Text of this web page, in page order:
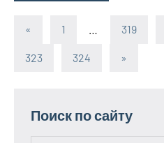
Пагинация
«
Предыдущие
1 319
323 324 »
Поиск по сайту